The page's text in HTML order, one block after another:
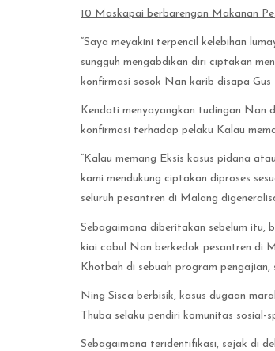
10 Maskapai berbarengan Makanan
“Saya meyakini terpencil kelebihan
sungguh mengabdikan diri ciptakan
konfirmasi sosok Nan karib disapa
Kendati menyayangkan tudingan Nan
konfirmasi terhadap pelaku Kalau
“Kalau memang Eksis kasus pidana
kami mendukung ciptakan diproses
seluruh pesantren di Malang
Sebagaimana diberitakan sebelum itu,
kiai cabul Nan berkedok pesantren di
Khotbah di sebuah program
Ning Sisca berbisik, kasus dugaan
Thuba selaku pendiri komunitas sosial-
Sebagaimana teridentifikasi, sejak di